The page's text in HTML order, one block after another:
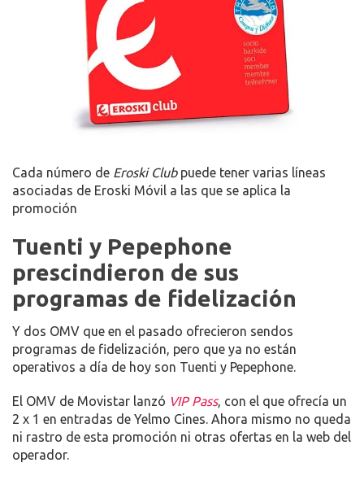
Cada número de Eroski Clubpuede tener varias líneas
asociadas de Eroski Móvil a las que se aplica la
promoción
Tuenti y Pepephone
prescindieron de sus
programas de fidelización
Y dos OMV que en el pasado ofrecieron sendos
programas de fidelización, pero que ya no están
operativos a día de hoy son Tuenti y Pepephone.
El OMV de Movistar lanzó VIP Pass, con el que ofrecía un
2 x 1 en entradas de Yelmo Cines. Ahora mismo no queda
ni rastro de esta promoción ni otras ofertas en la web del
operador.